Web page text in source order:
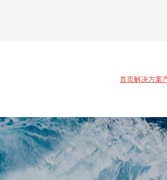
首页解决方案